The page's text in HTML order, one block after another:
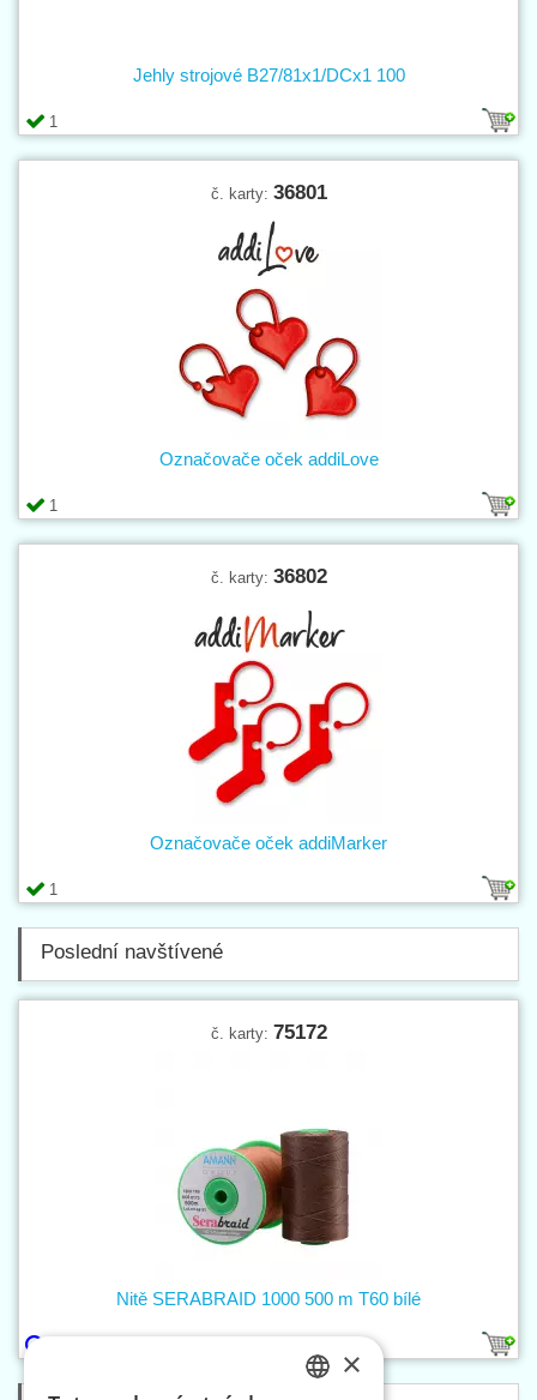
1
Jehly strojové B27/81x1/DCx1 100
č. karty: 36801
1
Označovače oček addiLove
č. karty: 36802
1
Označovače oček addiMarker
Poslední navštívené
č. karty: 75172
Nitě SERABRAID 1000 500 m T60 bílé
×